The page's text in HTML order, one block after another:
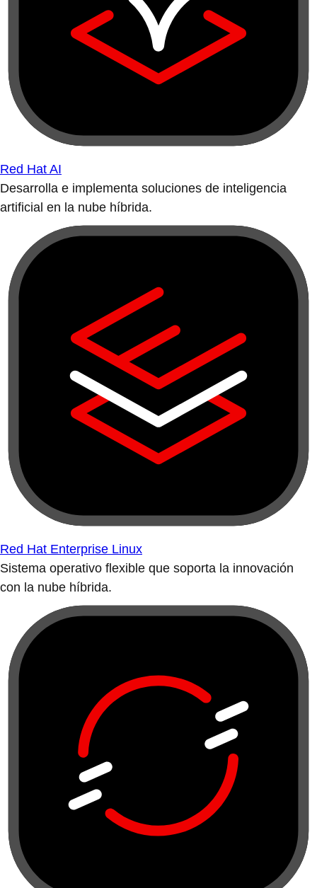
Red Hat AI
Desarrolla e implementa soluciones de inteligencia
artificial en la nube híbrida.
Red Hat Enterprise Linux
Sistema operativo flexible que soporta la innovación
con la nube híbrida.